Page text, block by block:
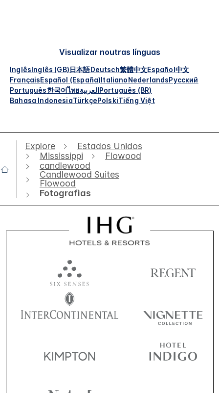
Visualizar noutras línguas
InglêsInglês (GB)日本語Deutsch繁體中文Español中文
FrançaisEspañol (España)ItalianoNederlandsРусский
Português한국어ไทยالعربيةPortuguês (BR)
Bahasa IndonesiaTürkçePolskiTiếng Việt
Explore
Estados Unidos
Mississippi
Flowood
candlewood
Candlewood Suites
Flowood
Fotografias